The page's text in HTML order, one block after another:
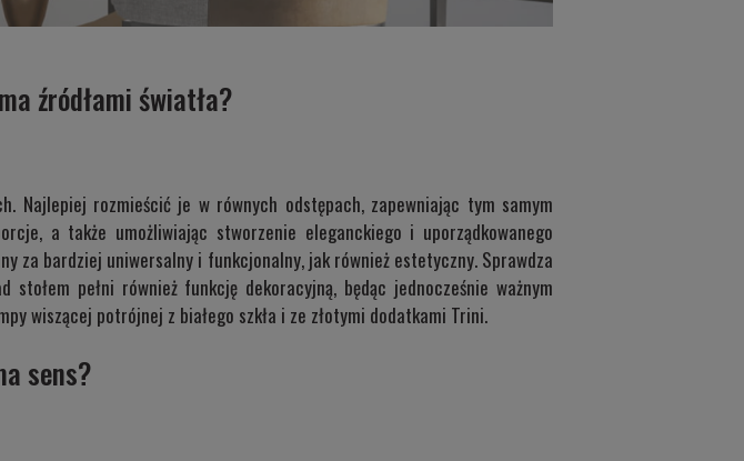
źródłami światła?
Najlepiej rozmieścić je w równych odstępach, zapewniając tym samym
a także umożliwiając stworzenie eleganckiego i uporządkowanego
za bardziej uniwersalny i funkcjonalny, jak również estetyczny. Sprawdza
pełni również funkcję dekoracyjną, będąc jednocześnie ważnym
wiszącej potrójnej z białego szkła i ze złotymi dodatkami Trini.
sens?